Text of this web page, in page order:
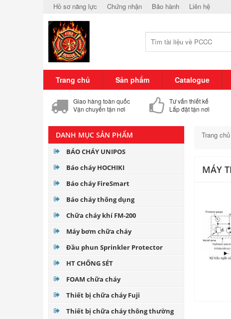
Hồ sơ năng lực Chứng nhận Bảo hành Liên hệ
Trang chủ Sản phẩm Catalogue
Giao hàng toàn quốc
Vận chuyển tận nơi
Tư vấn thiết kế
Lắp đặt tận nơi
DANH MỤC SẢN PHẨM
BÁO CHÁY UNIPOS
Báo cháy HOCHIKI
Báo cháy FireSmart
Báo cháy thông dụng
Chữa cháy khí FM-200
Máy bơm chữa cháy
Đầu phun Sprinkler Protector
HT CHỐNG SÉT
FOAM chữa cháy
Thiết bị chữa cháy Fuji
Thiết bị chữa cháy thông thường
Trang chủ
MÁY